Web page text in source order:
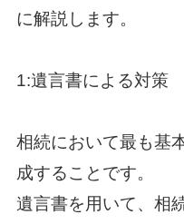
に解説します。
1:遺言書による対策
相続において最も基
成することです。
遺言書を用いて、相